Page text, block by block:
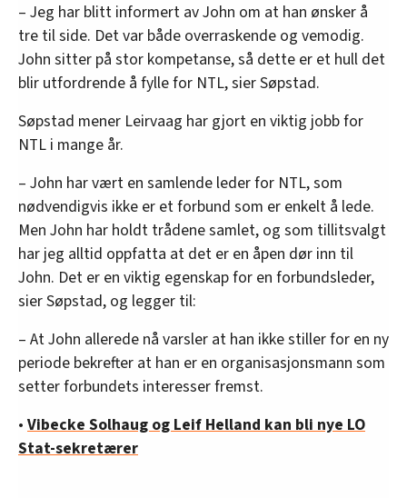
– Jeg har blitt informert av John om at han ønsker å
tre til side. Det var både overraskende og vemodig.
John sitter på stor kompetanse, så dette er et hull det
blir utfordrende å fylle for NTL, sier Søpstad.
Søpstad mener Leirvaag har gjort en viktig jobb for
NTL i mange år.
– John har vært en samlende leder for NTL, som
nødvendigvis ikke er et forbund som er enkelt å lede.
Men John har holdt trådene samlet, og som tillitsvalgt
har jeg alltid oppfatta at det er en åpen dør inn til
John. Det er en viktig egenskap for en forbundsleder,
sier Søpstad, og legger til:
– At John allerede nå varsler at han ikke stiller for en ny
periode bekrefter at han er en organisasjonsmann som
setter forbundets interesser fremst.
• Vibecke Solhaug og Leif Helland kan bli nye LO
Stat-sekretærer